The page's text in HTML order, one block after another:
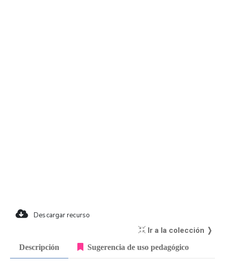
Descargar recurso
Ir a la colección ❭
Descripción Sugerencia de uso pedagógico